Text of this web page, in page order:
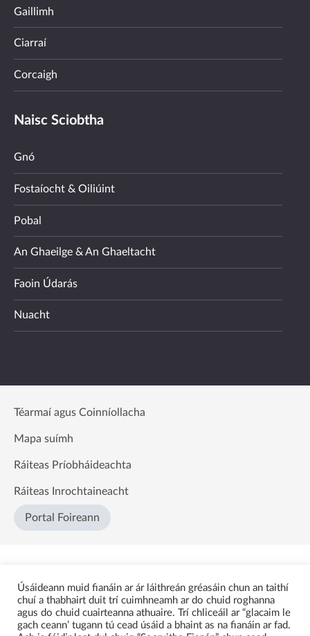
Gaillimh
Ciarraí
Corcaigh
Naisc Sciobtha
Gnó
Fostaíocht & Oiliúint
Pobal
An Ghaeilge & An Ghaeltacht
Faoin Údarás
Nuacht
Téarmaí agus Coinníollacha
Mapa suímh
Ráiteas Príobháideachta
Ráiteas Inrochtaineacht
Portal Foireann
Úsáideann muid fianáin ar ár láithreán gréasáin chun an taithí
chuí a thabhairt duit trí cuimhneamh ar do chuid roghanna
agus do chuid cuairteanna athuaire. Trí chliceáil ar “glacaim le
gach ceann’ tugann tú cead úsáid a bhaint as na fianáin ar fad.